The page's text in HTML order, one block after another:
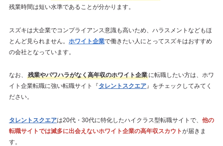
残業時間は短い水準であることが分かります。
スズキは大企業でコンプライアンス意識も高いため、ハラスメントなどもほ
とんど見られません。 ホワイト企業で働きたい人にとってスズキはおすすめ
の会社となっています。
なお、 残業やパワハラがなく高年収のホワイト企業に転職したい方は、ホワ
イト企業転職に強い転職サイト『タレントスクエア』をチェックしてみてく
ださい。
タレントスクエアは20代・30代に特化したハイクラス型転職サイトで、 他の
転職サイトでは滅多に出会えないホワイト企業の高年収スカウトが届きま
す。